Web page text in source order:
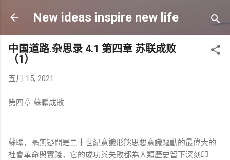
跳至主要内容
New ideas inspire new life
中国道路.杂思录 4.1 第四章 苏联成败
（1）
五月 15, 2021
第四章 蘇聯成敗
蘇聯，毫無疑問是二十世紀意識形態思想意識驅動的最偉大的
社會革命與實踐，它的成功與失敗都為人類歷史留下深刻印